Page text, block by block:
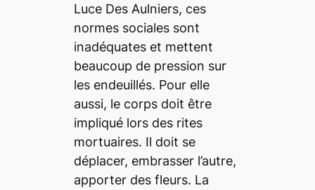
Luce Des Aulniers, ces
normes sociales sont
inadéquates et mettent
beaucoup de pression sur
les endeuillés. Pour elle
aussi, le corps doit être
impliqué lors des rites
mortuaires. Il doit se
déplacer, embrasser l’autre,
apporter des fleurs. La